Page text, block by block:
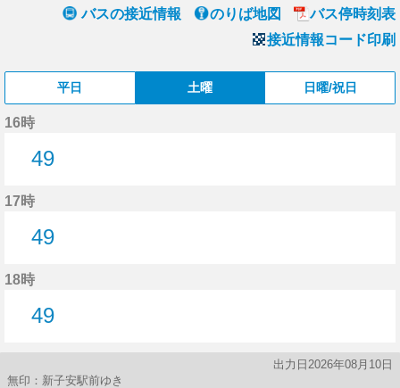
バスの接近情報 のりば地図
バス停時刻表
接近情報コード印刷
平日 土曜 日曜/祝日
16時
49
17時
49
18時
49
出力日2026年08月10日
無印：新子安駅前ゆき